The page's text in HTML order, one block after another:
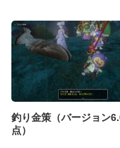
釣り金策（バージョン
点）